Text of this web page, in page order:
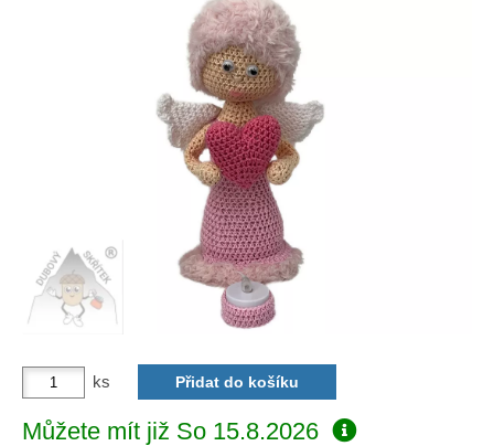
ks
Můžete mít již So 15.8.2026